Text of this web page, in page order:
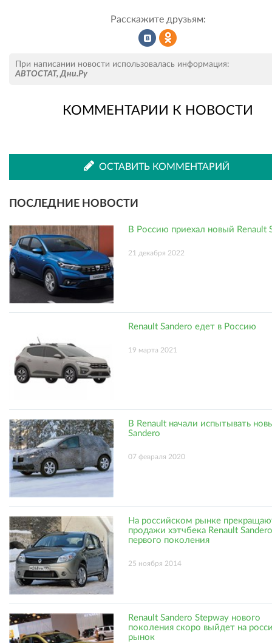
Расскажите друзьям:
во
ВКонтакте
Одноклассниках
При написании новости использовалась информация:
АВТОСТАТ,Дни.Ру
КОММЕНТАРИИ К НОВОСТИ
ОСТАВИТЬ КОММЕНТАРИЙ
ПОСЛЕДНИЕ НОВОСТИ
В Россию приехал новый Renault
21 декабря 2022
Renault Sandero едет в Россию
19 марта 2021
В Renault начали испытывать
Sandero
07 февраля 2020
На российском рынке
продажи хэтчбека Renault Sandero
первого поколения
25 ноября 2014
Renault Sandero Stepway нового
поколения скоро выйдет на
рынок